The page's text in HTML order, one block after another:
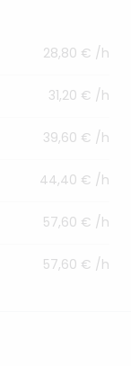
28,80 € /h
31,20 € /h
39,60 € /h
44,40 € /h
57,60 € /h
57,60 € /h